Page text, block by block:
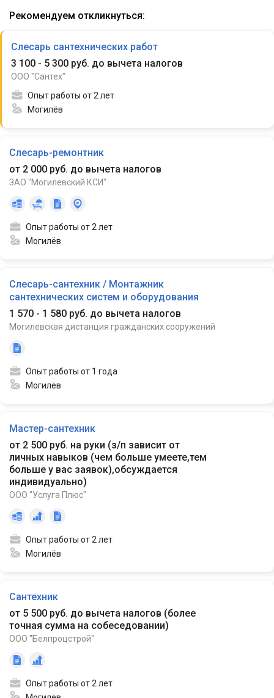
Рекомендуем откликнуться:
Слесарь сантехнических работ
3 100 - 5 300 руб. до вычета налогов
ООО "Сантех"
Опыт работы от 2 лет
Могилёв
Слесарь-ремонтник
от 2 000 руб. до вычета налогов
ЗАО "Могилевский КСИ"
Опыт работы от 2 лет
Могилёв
Слесарь-сантехник / Монтажник
сантехнических систем и оборудования
1 570 - 1 580 руб. до вычета налогов
Могилевская дистанция гражданских сооружений
Опыт работы от 1 года
Могилёв
Мастер-сантехник
от 2 500 руб. на руки (з/п зависит от
личных навыков (чем больше умеете,тем
больше у вас заявок),обсуждается
индивидуально)
ООО "Услуга Плюс"
Опыт работы от 2 лет
Могилёв
Сантехник
от 5 500 руб. до вычета налогов (более
точная сумма на собеседовании)
ООО "Белпроцстрой"
Опыт работы от 2 лет